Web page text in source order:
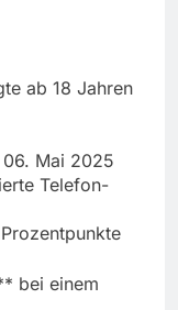
ab 18 Jahren
Mai 2025
Telefon-
bei einem